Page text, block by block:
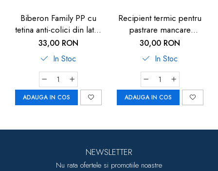
Biberon Family PP cu
tetina anti-colici din latex
natural, 250 ml, de la 6
luni, debit mediu (M), nip
35007
33,00 RON
In Stoc
ADAUGA IN COS
Recipient termic pentru
pastrare mancare
bebelusi U-Grow, 820 ml
30,00 RON
In Stoc
ADAUGA IN COS
NEWSLETTER
Nu rata ofertele si promotiile noastre